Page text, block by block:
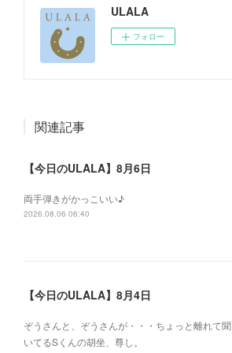
ULALA
フォロー
関連記事
【今日のULALA】8月6日
両手弾きがかっこいい♪
2026.08.06 06:40
【今日のULALA】8月4日
ぞうさんと、ぞうさんが・・・ちょっと離れて聞
いてるSくんの胡坐、尊し。